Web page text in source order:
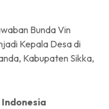
Bunda Vin
Kepala Desa di
Kabupaten Sikka,